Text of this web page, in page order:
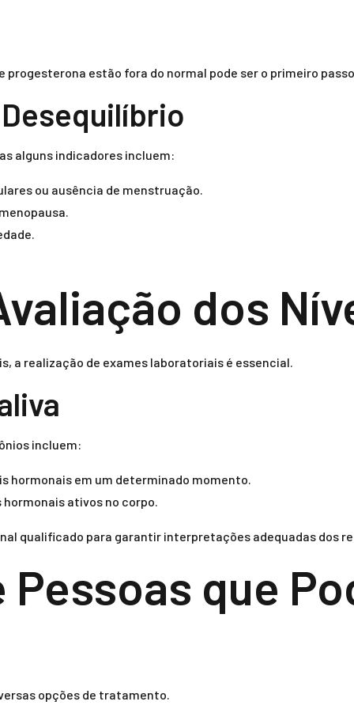
progesterona estão fora do normal pode ser o primeiro
alguns indicadores incluem:
ou ausência de menstruação.
dos
a realização de exames laboratoriais é essencial.
incluem:
hormonais em um determinado momento.
ativos no corpo.
qualificado para garantir interpretações adequadas dos
que
opções de tratamento.